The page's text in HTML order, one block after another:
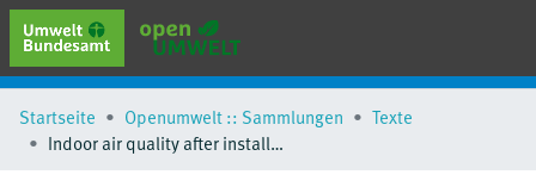
erweiterte Suche
Browse
Startseite Openumwelt :: Sammlungen
Texte
Indoor air quality after installation of building products in energy-efficient buildings